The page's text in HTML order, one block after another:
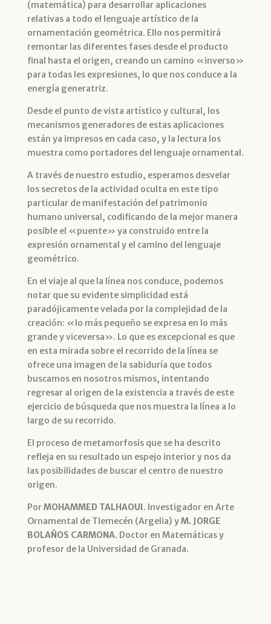
(matemática) para desarrollar aplicaciones
relativas a todo el lenguaje artístico de la
ornamentación geométrica. Ello nos permitirá
remontar las diferentes fases desde el producto
final hasta el origen, creando un camino «inverso»
para todas les expresiones, lo que nos conduce a la
energía generatriz.
Desde el punto de vista artístico y cultural, los
mecanismos generadores de estas aplicaciones
están ya impresos en cada caso, y la lectura los
muestra como portadores del lenguaje ornamental.
A través de nuestro estudio, esperamos desvelar
los secretos de la actividad oculta en este tipo
particular de manifestación del patrimonio
humano universal, codificando de la mejor manera
posible el «puente» ya construido entre la
expresión ornamental y el camino del lenguaje
geométrico.
En el viaje al que la línea nos conduce, podemos
notar que su evidente simplicidad está
paradójicamente velada por la complejidad de la
creación: «lo más pequeño se expresa en lo más
grande y viceversa». Lo que es excepcional es que
en esta mirada sobre el recorrido de la línea se
ofrece una imagen de la sabiduría que todos
buscamos en nosotros mismos, intentando
regresar al origen de la existencia a través de este
ejercicio de búsqueda que nos muestra la línea a lo
largo de su recorrido.
El proceso de metamorfosis que se ha descrito
refleja en su resultado un espejo interior y nos da
las posibilidades de buscar el centro de nuestro
origen.
PorMOHAMMED TALHAOUI. Investigador en Arte
Ornamental de Tlemecén (Argelia) yM. JORGE
BOLAÑOS CARMONA. Doctor en Matemáticas y
profesor de la Universidad de Granada.